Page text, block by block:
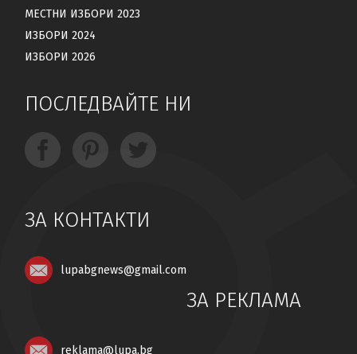
МЕСТНИ ИЗБОРИ 2023
ИЗБОРИ 2024
ИЗБОРИ 2026
ПОСЛЕДВАЙТЕ НИ
ЗА КОНТАКТИ
lupabgnews@gmail.com
ЗА РЕКЛАМА
reklama@lupa.bg